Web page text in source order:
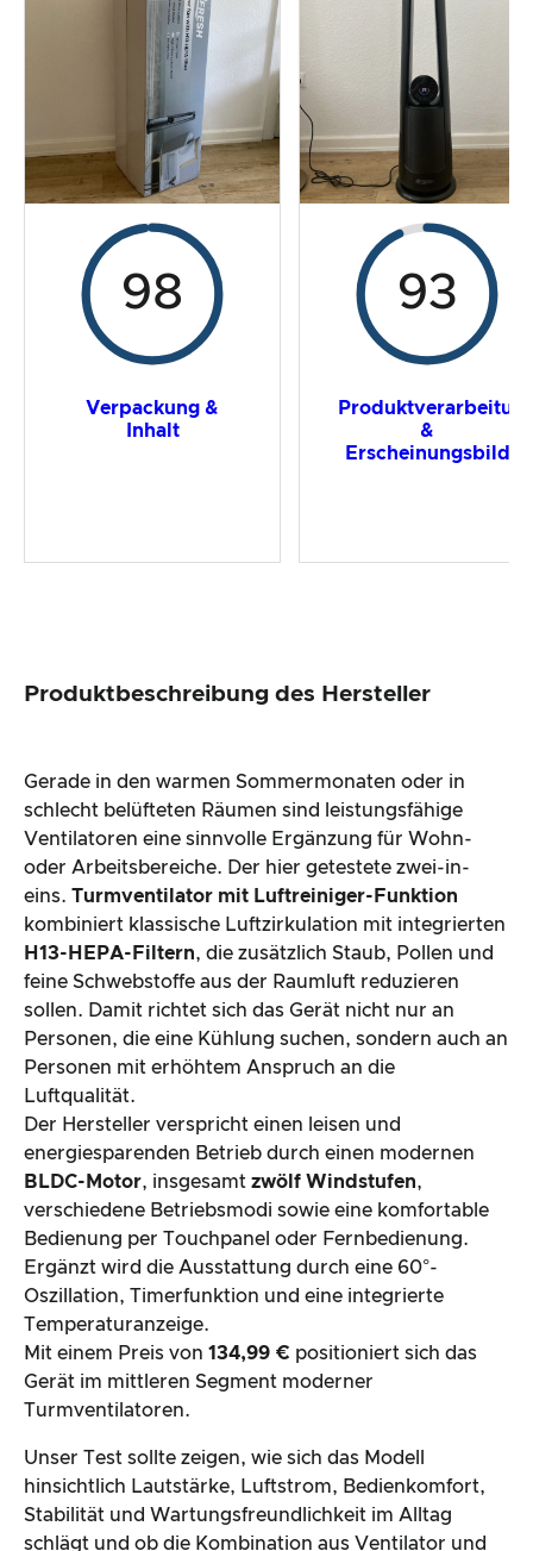
Preis-/ Leistungsverhältnis
Gesamtergebnis
98
Verpackung &
Inhalt
93
&
Erscheinungsbild
Produktbeschreibung des Hersteller
Gerade in den warmen Sommermonaten oder in
schlecht belüfteten Räumen sind leistungsfähige
Ventilatoren eine sinnvolle Ergänzung für Wohn-
oder Arbeitsbereiche. Der hier getestete zwei-in-
eins. Turmventilator mit Luftreiniger-Funktion
kombiniert klassische Luftzirkulation mit integrierten
H13-HEPA-Filtern, die zusätzlich Staub, Pollen und
feine Schwebstoffe aus der Raumluft reduzieren
sollen. Damit richtet sich das Gerät nicht nur an
Personen, die eine Kühlung suchen, sondern auch an
Personen mit erhöhtem Anspruch an die
Luftqualität.
Der Hersteller verspricht einen leisen und
energiesparenden Betrieb durch einen modernen
BLDC-Motor, insgesamt zwölf Windstufen,
verschiedene Betriebsmodi sowie eine komfortable
Bedienung per Touchpanel oder Fernbedienung.
Ergänzt wird die Ausstattung durch eine 60°-
Oszillation, Timerfunktion und eine integrierte
Temperaturanzeige.
Mit einem Preis von 134,99 € positioniert sich das
Gerät im mittleren Segment moderner
Turmventilatoren.
Unser Test sollte zeigen, wie sich das Modell
hinsichtlich Lautstärke, Luftstrom, Bedienkomfort,
Stabilität und Wartungsfreundlichkeit im Alltag
schlägt und ob die Kombination aus Ventilator und